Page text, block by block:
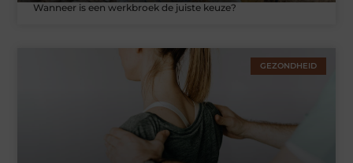
Wanneer is een werkbroek de juiste keuze?
GEZONDHEID